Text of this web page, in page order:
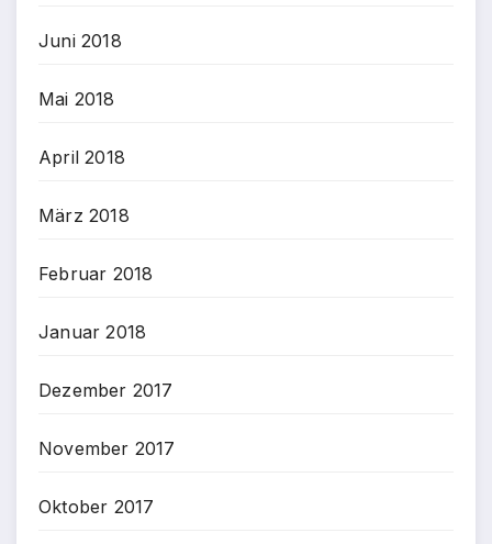
Juni 2018
Mai 2018
April 2018
März 2018
Februar 2018
Januar 2018
Dezember 2017
November 2017
Oktober 2017